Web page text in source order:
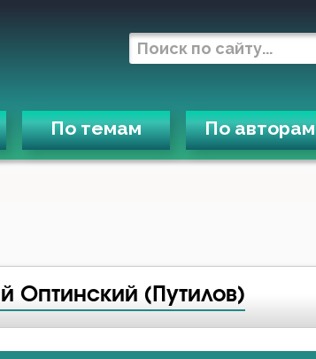
По темам По авторам
Оптинский (Путилов)